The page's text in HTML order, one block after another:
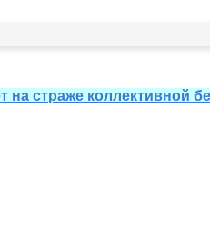
страже коллективной